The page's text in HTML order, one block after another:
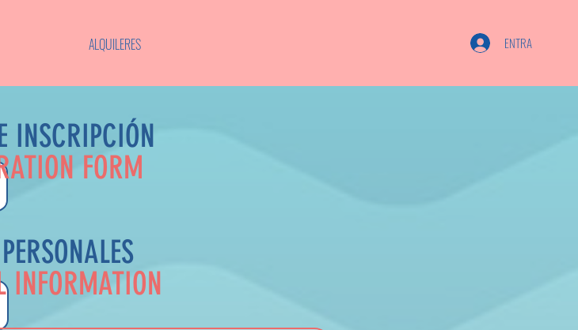
ALQUILERES ENTRA
INSCRIPCIÓN
FORM
INFORMATION